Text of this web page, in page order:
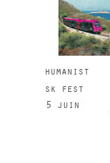
humanist
sk fest
5 juin